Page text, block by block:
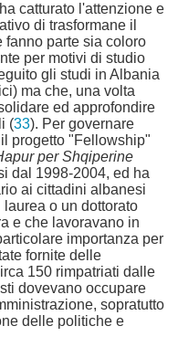
catturato l'attenzione e
di trasformane il
fanno parte sia coloro
per motivi di studio
gli studi in Albania
ma che, una volta
ed approfondire
(33). Per governare
progetto "Fellowship"
per Shqiperine
dal 1998-2004, ed ha
ai cittadini albanesi
o un dottorato
e che lavoravano in
importanza per
fornite delle
150 rimpatriati dalle
dovevano occupare
sopratutto
delle politiche e